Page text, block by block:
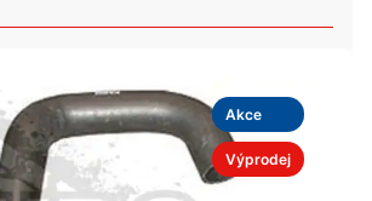
Akce
Výprodej